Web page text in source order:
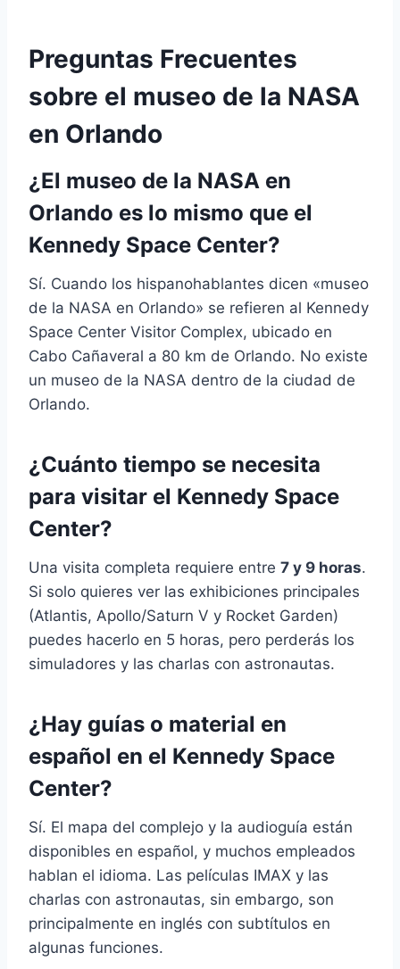
Preguntas Frecuentes
sobre el museo de la NASA
en Orlando
¿El museo de la NASA en
Orlando es lo mismo que el
Kennedy Space Center?
Sí. Cuando los hispanohablantes dicen «museo
de la NASA en Orlando» se refieren al Kennedy
Space Center Visitor Complex, ubicado en
Cabo Cañaveral a 80 km de Orlando. No existe
un museo de la NASA dentro de la ciudad de
Orlando.
¿Cuánto tiempo se necesita
para visitar el Kennedy Space
Center?
Una visita completa requiere entre 7 y 9 horas.
Si solo quieres ver las exhibiciones principales
(Atlantis, Apollo/Saturn V y Rocket Garden)
puedes hacerlo en 5 horas, pero perderás los
simuladores y las charlas con astronautas.
¿Hay guías o material en
español en el Kennedy Space
Center?
Sí. El mapa del complejo y la audioguía están
disponibles en español, y muchos empleados
hablan el idioma. Las películas IMAX y las
charlas con astronautas, sin embargo, son
principalmente en inglés con subtítulos en
algunas funciones.